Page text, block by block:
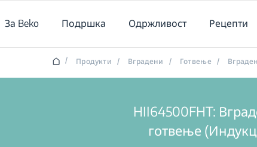
За Beko Подршка Одржливост Рецепти
/ Продукти / Вградени / Готвење /
HII64500FHT:
готвење